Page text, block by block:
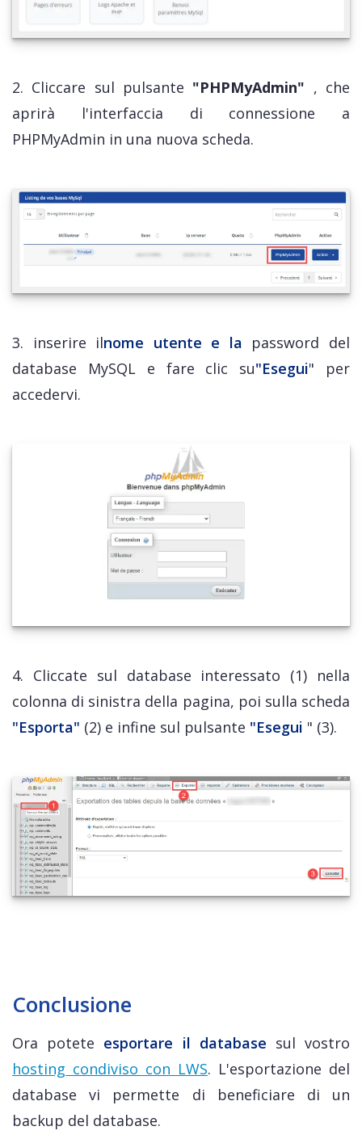
2. Cliccare sul pulsante "PHPMyAdmin" , che
aprirà l'interfaccia di connessione a
PHPMyAdmin in una nuova scheda.
3. inserire ilnome utente e la password del
database MySQL e fare clic su"Esegui" per
accedervi.
4. Cliccate sul database interessato (1) nella
colonna di sinistra della pagina, poi sulla scheda
"Esporta" (2) e infine sul pulsante "Esegui " (3).
Conclusione
Ora potete esportare il database sul vostro
hosting condiviso con LWS. L'esportazione del
database vi permette di beneficiare di un
backup del database.